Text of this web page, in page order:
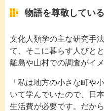
物語を尊敬してい
文化人類学の主な研究手
て、そこに暮らす人びと
離島や山村での調査がイ
「私は地方の小さな町や
いて学んでいたので、日
生活費が必要です。だか